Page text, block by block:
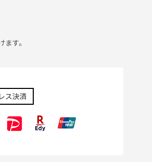
す。
ス決済